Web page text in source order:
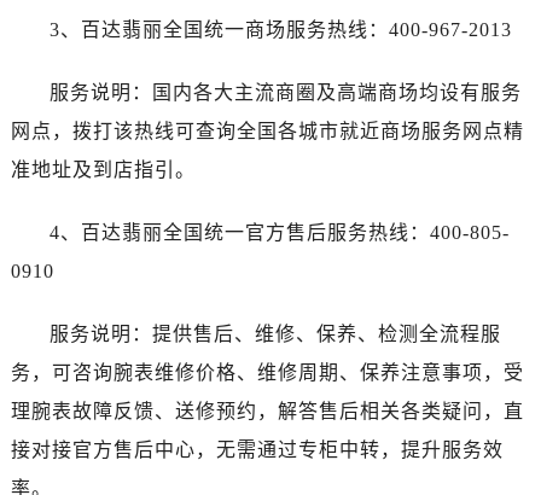
3、百达翡丽全国统一商场服务热线：400-967-2013
服务说明：国内各大主流商圈及高端商场均设有服务
网点，拨打该热线可查询全国各城市就近商场服务网点精
准地址及到店指引。
4、百达翡丽全国统一官方售后服务热线：400-805-
0910
服务说明：提供售后、维修、保养、检测全流程服
务，可咨询腕表维修价格、维修周期、保养注意事项，受
理腕表故障反馈、送修预约，解答售后相关各类疑问，直
接对接官方售后中心，无需通过专柜中转，提升服务效
率。